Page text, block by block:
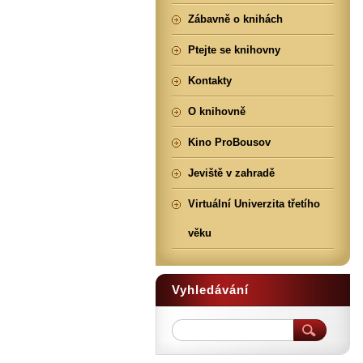
Zábavně o knihách
Ptejte se knihovny
Kontakty
O knihovně
Kino ProBousov
Jeviště v zahradě
Virtuální Univerzita třetího
věku
Vyhledávání